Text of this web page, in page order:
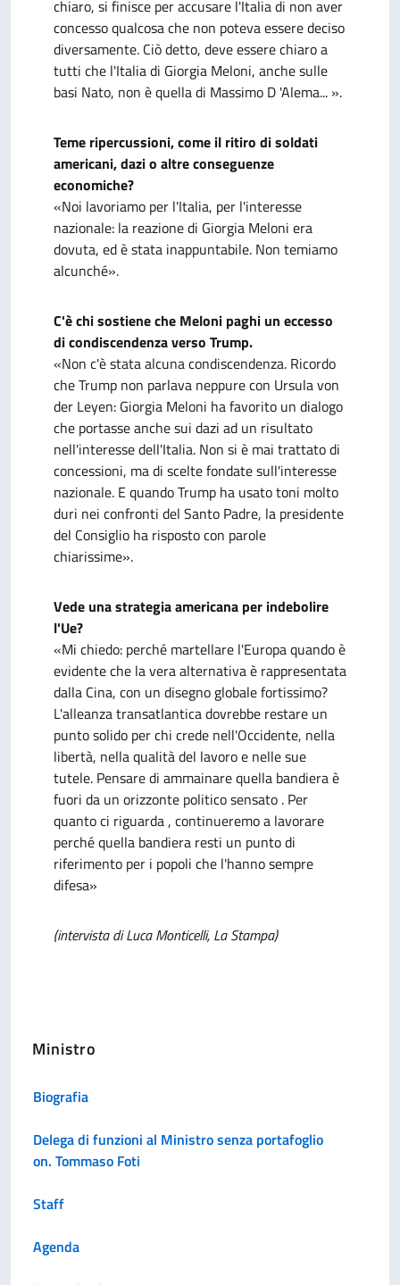
chiaro, si finisce per accusare l'Italia di non aver
concesso qualcosa che non poteva essere deciso
diversamente. Ciò detto, deve essere chiaro a
tutti che l'Italia di Giorgia Meloni, anche sulle
basi Nato, non è quella di Massimo D 'Alema... ».
Teme ripercussioni, come il ritiro di soldati
americani, dazi o altre conseguenze
economiche?
«Noi lavoriamo per l'Italia, per l'interesse
nazionale: la reazione di Giorgia Meloni era
dovuta, ed è stata inappuntabile. Non temiamo
alcunché».
C'è chi sostiene che Meloni paghi un eccesso
di condiscendenza verso Trump.
«Non c'è stata alcuna condiscendenza. Ricordo
che Trump non parlava neppure con Ursula von
der Leyen: Giorgia Meloni ha favorito un dialogo
che portasse anche sui dazi ad un risultato
nell'interesse dell'Italia. Non si è mai trattato di
concessioni, ma di scelte fondate sull'interesse
nazionale. E quando Trump ha usato toni molto
duri nei confronti del Santo Padre, la presidente
del Consiglio ha risposto con parole
chiarissime».
Vede una strategia americana per indebolire
l'Ue?
«Mi chiedo: perché martellare l'Europa quando è
evidente che la vera alternativa è rappresentata
dalla Cina, con un disegno globale fortissimo?
L'alleanza transatlantica dovrebbe restare un
punto solido per chi crede nell'Occidente, nella
libertà, nella qualità del lavoro e nelle sue
tutele. Pensare di ammainare quella bandiera è
fuori da un orizzonte politico sensato . Per
quanto ci riguarda , continueremo a lavorare
perché quella bandiera resti un punto di
riferimento per i popoli che l'hanno sempre
difesa»
(intervista di Luca Monticelli, La Stampa)
Ministro
Biografia
Delega di funzioni al Ministro senza portafoglio
on. Tommaso Foti
Staff
Agenda